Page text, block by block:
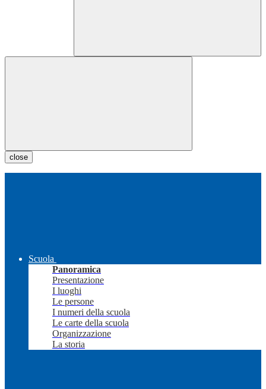
close
Scuola
Panoramica
Presentazione
I luoghi
Le persone
I numeri della scuola
Le carte della scuola
Organizzazione
La storia